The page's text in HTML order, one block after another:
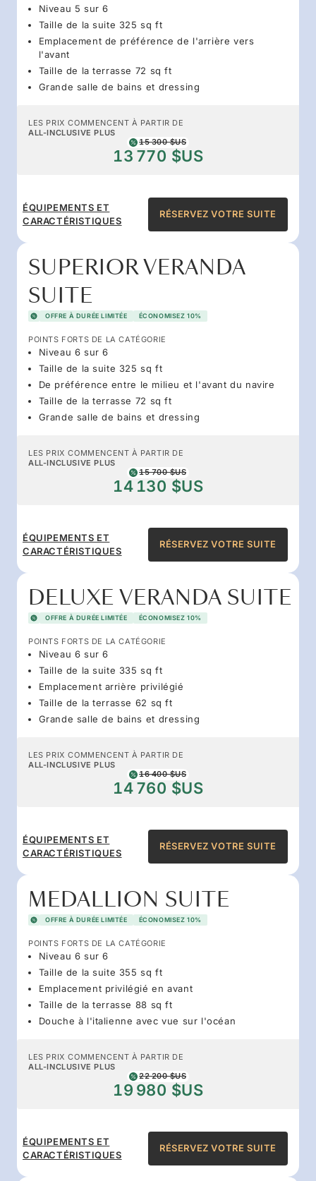
Niveau 5 sur 6
Taille de la suite 325 sq ft
Emplacement de préférence de l'arrière vers
l'avant
Taille de la terrasse 72 sq ft
Grande salle de bains et dressing
LES PRIX COMMENCENT À PARTIR DE
ALL-INCLUSIVE PLUS
15 300 $US
13 770 $US
ÉQUIPEMENTS ET
CARACTÉRISTIQUES
RÉSERVEZ VOTRE SUITE
SUPERIOR VERANDA
SUITE
OFFRE À DURÉE LIMITÉE ÉCONOMISEZ 10%
POINTS FORTS DE LA CATÉGORIE
Niveau 6 sur 6
Taille de la suite 325 sq ft
De préférence entre le milieu et l'avant du navire
Taille de la terrasse 72 sq ft
Grande salle de bains et dressing
LES PRIX COMMENCENT À PARTIR DE
ALL-INCLUSIVE PLUS
15 700 $US
14 130 $US
ÉQUIPEMENTS ET
CARACTÉRISTIQUES
RÉSERVEZ VOTRE SUITE
DELUXE VERANDA SUITE
OFFRE À DURÉE LIMITÉE ÉCONOMISEZ 10%
POINTS FORTS DE LA CATÉGORIE
Niveau 6 sur 6
Taille de la suite 335 sq ft
Emplacement arrière privilégié
Taille de la terrasse 62 sq ft
Grande salle de bains et dressing
LES PRIX COMMENCENT À PARTIR DE
ALL-INCLUSIVE PLUS
16 400 $US
14 760 $US
ÉQUIPEMENTS ET
CARACTÉRISTIQUES
RÉSERVEZ VOTRE SUITE
MEDALLION SUITE
OFFRE À DURÉE LIMITÉE ÉCONOMISEZ 10%
POINTS FORTS DE LA CATÉGORIE
Niveau 6 sur 6
Taille de la suite 355 sq ft
Emplacement privilégié en avant
Taille de la terrasse 88 sq ft
Douche à l'italienne avec vue sur l'océan
LES PRIX COMMENCENT À PARTIR DE
ALL-INCLUSIVE PLUS
22 200 $US
19 980 $US
ÉQUIPEMENTS ET
CARACTÉRISTIQUES
RÉSERVEZ VOTRE SUITE